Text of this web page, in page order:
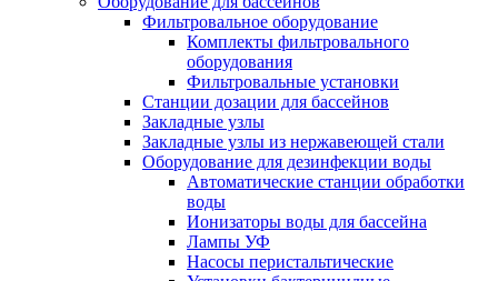
Фильтровальное оборудование
Комплекты фильтровального
оборудования
Фильтровальные установки
Станции дозации для бассейнов
Закладные узлы
Закладные узлы из нержавеющей стали
Оборудование для дезинфекции воды
Автоматические станции обработки
воды
Ионизаторы воды для бассейна
Лампы УФ
Насосы перистальтические